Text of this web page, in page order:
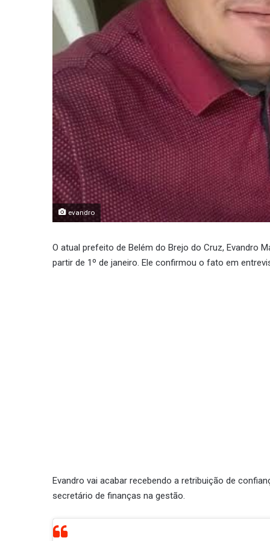
evandro
O atual prefeito de Belém do Brejo do Cruz, Evandro
partir de 1º de janeiro. Ele confirmou o fato em
Evandro vai acabar recebendo a retribuição de
secretário de finanças na gestão.